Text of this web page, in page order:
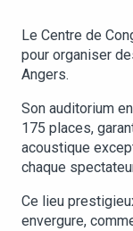
Le Centre de
pour organiser
Angers.
Son auditorium
175 places,
acoustique
chaque
Ce lieu
envergure,